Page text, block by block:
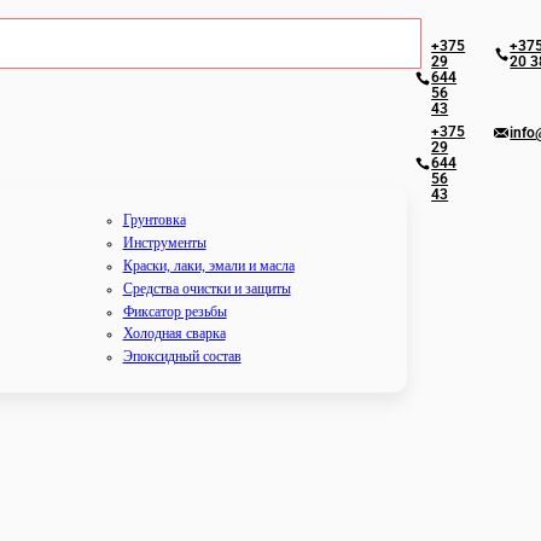
+375
29
644
56
43
20
+375
29
644
56
43
Грунтовка
Инструменты
Краски, лаки, эмали и масла
Средства очистки и защиты
Фиксатор резьбы
Холодная сварка
Эпоксидный состав